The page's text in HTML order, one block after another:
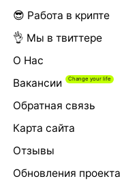
😎 Работа в крипте
👌 Мы в твиттере
О Нас
Вакансии
Обратная связь
Карта сайта
Отзывы
Обновления проекта